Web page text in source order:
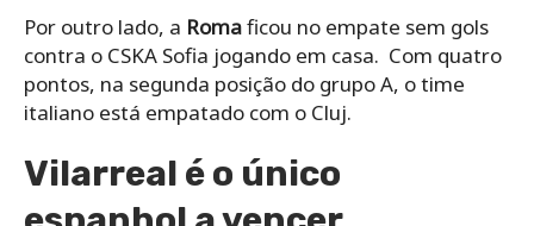
Por outro lado, a Romaficou no empate sem gols
contra o CSKA Sofia jogando em casa. Com quatro
pontos, na segunda posição do grupo A, o time
italiano está empatado com o Cluj.
Vilarreal é o único